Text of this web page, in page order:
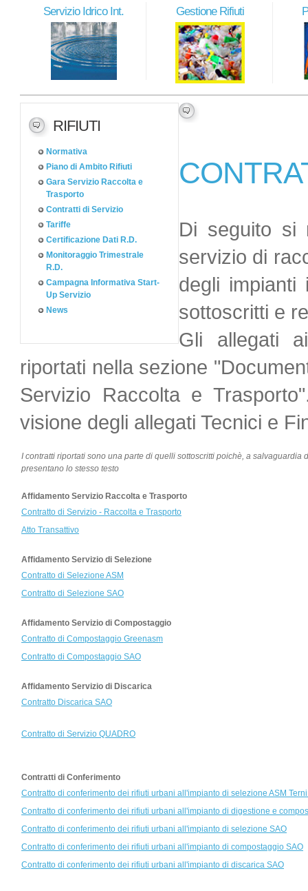
Servizio Idrico Int. Gestione Rifiuti
RIFIUTI
Normativa
Piano di Ambito Rifiuti
Gara Servizio Raccolta e
Trasporto
Contratti di Servizio
Tariffe
Certificazione Dati R.D.
Monitoraggio Trimestrale
R.D.
Campagna Informativa Start-
Up Servizio
News
Di seguito si
servizio di
degli impianti
sottoscritti e
Gli allegati
riportati nella sezione
Servizio Raccolta e
visione degli allegati Tecnici e
I contratti riportati sono una parte di quelli sottoscritti poichè, a
presentano lo stesso testo
Affidamento Servizio Raccolta e Trasporto
Contratto di Servizio - Raccolta e Trasporto
Atto Transattivo
Affidamento Servizio di Selezione
Contratto di Selezione ASM
Contratto di Selezione SAO
Affidamento Servizio di Compostaggio
Contratto di Compostaggio Greenasm
Contratto di Compostaggio SAO
Affidamento Servizio di Discarica
Contratto Discarica SAO
Contratto di Servizio QUADRO
Contratti di Conferimento
Contratto di conferimento dei rifiuti urbani all'impianto di selezione ASM
Contratto di conferimento dei rifiuti urbani all'impianto di digestione e
Contratto di conferimento dei rifiuti urbani all'impianto di selezione SAO
Contratto di conferimento dei rifiuti urbani all'impianto di compostaggio SAO
Contratto di conferimento dei rifiuti urbani all'impianto di discarica SAO